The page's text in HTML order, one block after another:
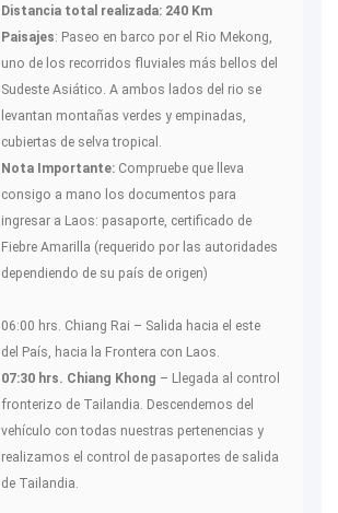
Distancia total realizada: 240 Km
Paisajes: Paseo en barco por el Rio Mekong,
uno de los recorridos fluviales más bellos del
Sudeste Asiático. A ambos lados del rio se
levantan montañas verdes y empinadas,
cubiertas de selva tropical.
Nota Importante: Compruebe que lleva
consigo a mano los documentos para
ingresar a Laos: pasaporte, certificado de
Fiebre Amarilla (requerido por las autoridades
dependiendo de su país de origen)
06:00 hrs. Chiang Rai – Salida hacia el este
del País, hacia la Frontera con Laos.
07:30 hrs. Chiang Khong – Llegada al control
fronterizo de Tailandia. Descendemos del
vehículo con todas nuestras pertenencias y
realizamos el control de pasaportes de salida
de Tailandia.